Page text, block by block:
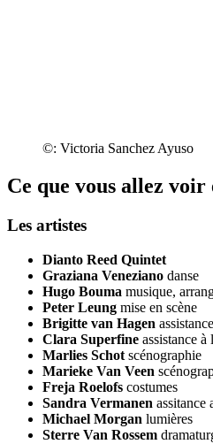
©: Victoria Sanchez Ayuso
Ce que vous allez voir
Les artistes
Dianto Reed Quintet
Graziana Veneziano danse
Hugo Bouma musique,
Peter Leung mise en scène
Brigitte van Hagen
Clara Superfine assistance à
Marlies Schot scénographie
Marieke Van Veen
Freja Roelofs costumes
Sandra Vermanen assitance
Michael Morgan lumières
Sterre Van Rossem